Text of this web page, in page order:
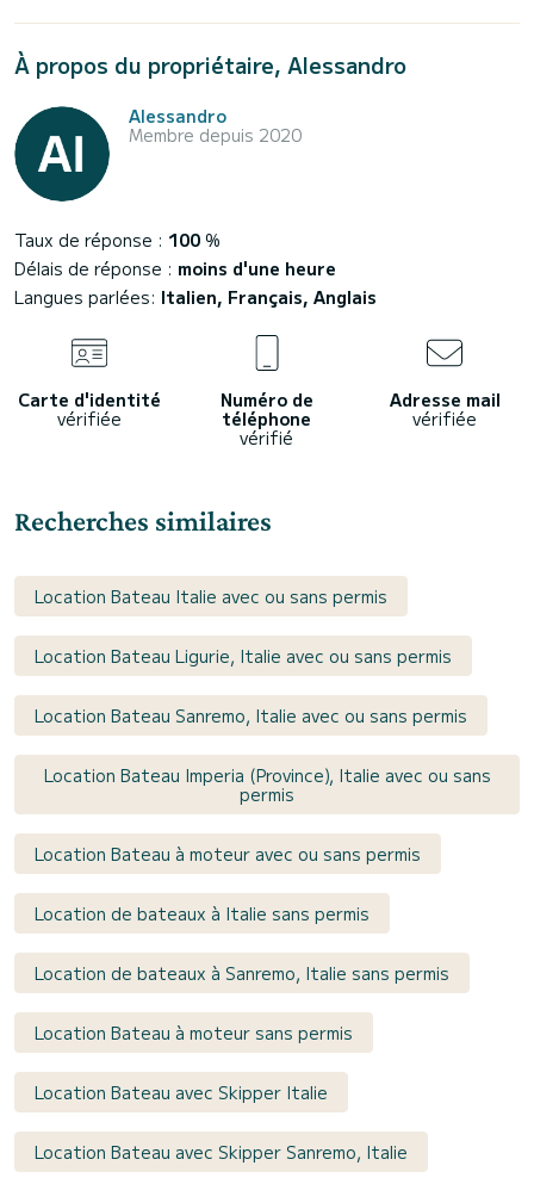
À propos du propriétaire, Alessandro
Alessandro
Membre depuis 2020
Taux de réponse : 100 %
Délais de réponse : moins d'une heure
Langues parlées: Italien, Français, Anglais
Carte d'identité
vérifiée
Numéro de
téléphone
vérifié
Adresse mail
vérifiée
Recherches similaires
Location Bateau Italie avec ou sans permis
Location Bateau Ligurie, Italie avec ou sans permis
Location Bateau Sanremo, Italie avec ou sans permis
Location Bateau Imperia (Province), Italie avec ou sans
permis
Location Bateau à moteur avec ou sans permis
Location de bateaux à Italie sans permis
Location de bateaux à Sanremo, Italie sans permis
Location Bateau à moteur sans permis
Location Bateau avec Skipper Italie
Location Bateau avec Skipper Sanremo, Italie